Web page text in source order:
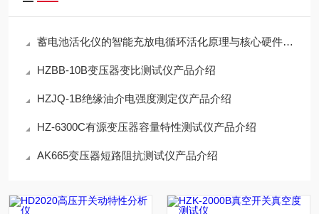
蓄电池活化仪的智能充放电循环活化原理与核心硬件架构解析
HZBB-10B变压器变比测试仪产品介绍
HZJQ-1B绝缘油介电强度测定仪产品介绍
HZ-6300C有源变压器容量特性测试仪产品介绍
AK665变压器短路阻抗测试仪产品介绍